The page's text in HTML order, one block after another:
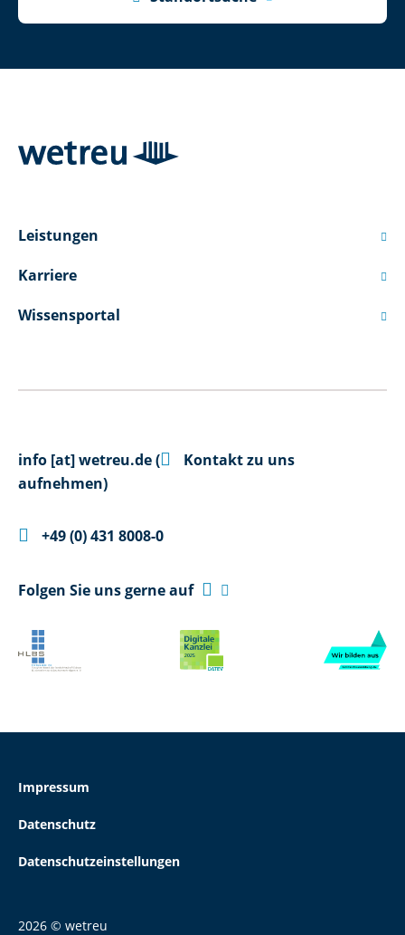
Leistungen 
Karriere 
Wissensportal 
info [at]wetreu.de(
Kontakt zu uns
aufnehmen)
 +49 (0) 431 8008-0
Folgen Sie uns gerne auf  
2026 © wetreu
Impressum
Datenschutz
Datenschutzeinstellungen